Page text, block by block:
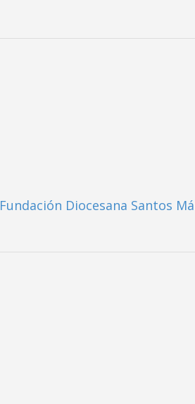
Fundación Diocesana Santos